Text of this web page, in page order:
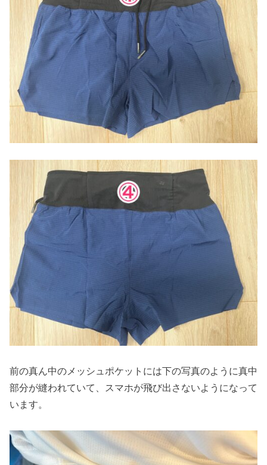
前の真ん中のメッシュポケットには下の写真のように真中
部分が縫われていて、スマホが飛び出さないようになって
います。